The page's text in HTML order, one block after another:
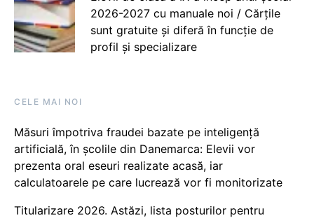
2026-2027 cu manuale noi / Cărțile
sunt gratuite și diferă în funcție de
profil și specializare
CELE MAI NOI
Măsuri împotriva fraudei bazate pe inteligență
artificială, în școlile din Danemarca: Elevii vor
prezenta oral eseuri realizate acasă, iar
calculatoarele pe care lucrează vor fi monitorizate
Titularizare 2026. Astăzi, lista posturilor pentru